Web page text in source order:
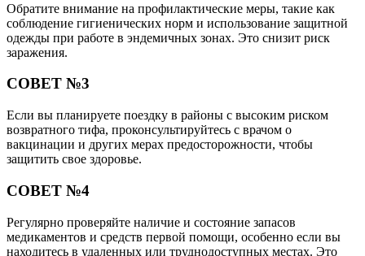
Обратите внимание на профилактические меры, такие как
соблюдение гигиенических норм и использование защитной
одежды при работе в эндемичных зонах. Это снизит риск
заражения.
СОВЕТ №3
Если вы планируете поездку в районы с высоким риском
возвратного тифа, проконсультируйтесь с врачом о
вакцинации и других мерах предосторожности, чтобы
защитить свое здоровье.
СОВЕТ №4
Регулярно проверяйте наличие и состояние запасов
медикаментов и средств первой помощи, особенно если вы
находитесь в удаленных или труднодоступных местах. Это